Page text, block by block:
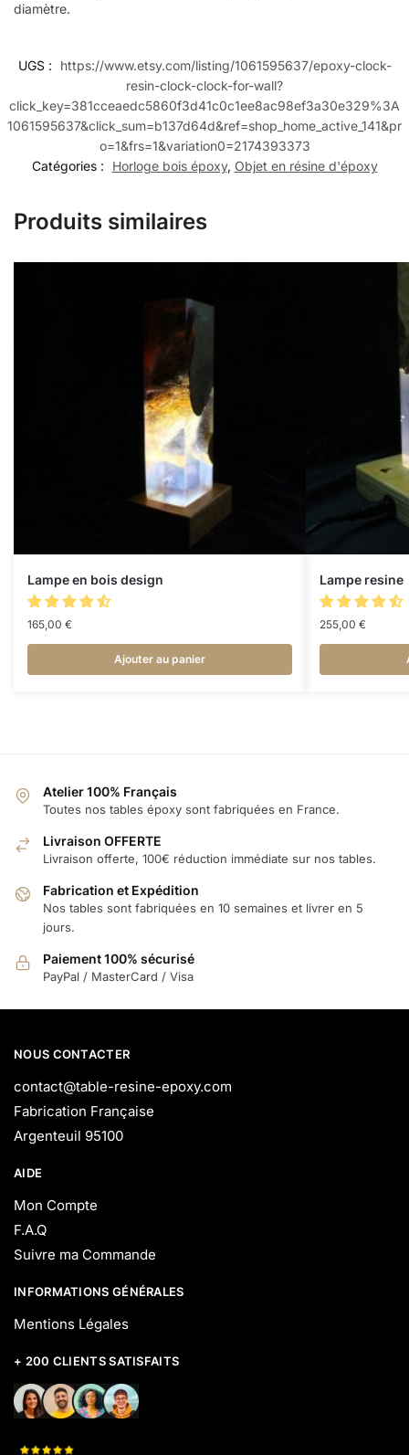
diamètre.
UGS :
https://www.etsy.com/listing/1061595637/epoxy-clock-
resin-clock-clock-for-wall?
click_key=381cceaedc5860f3d41c0c1ee8ac98ef3a30e329%3A
1061595637&click_sum=b137d64d&ref=shop_home_active_141&pr
o=1&frs=1&variation0=2174393373
Catégories :
Horloge bois époxy, Objet en résine d'époxy
Produits similaires
Lampe en bois design
165,00 €
Ajouter au panier
Lampe resine
255,00 €
Atelier 100% Français
Toutes nos tables époxy sont fabriquées en France.
Livraison OFFERTE
Livraison offerte, 100€ réduction immédiate sur nos tables.
Fabrication et Expédition
Nos tables sont fabriquées en 10 semaines et livrer en 5
jours.
Paiement 100% sécurisé
PayPal / MasterCard / Visa
NOUS CONTACTER
contact@table-resine-epoxy.com
Fabrication Française
Argenteuil 95100
AIDE
Mon Compte
F.A.Q
Suivre ma Commande
INFORMATIONS GÉNÉRALES
Mentions Légales
+ 200 CLIENTS SATISFAITS